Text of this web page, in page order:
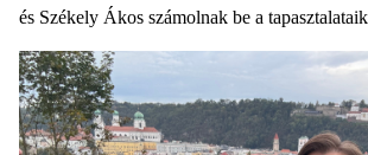
és Székely Ákos számolnak be a